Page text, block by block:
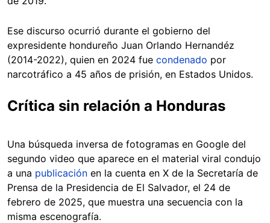
Ese discurso ocurrió durante el gobierno del
expresidente hondureño Juan Orlando Hernandéz
(2014-2022), quien en 2024 fue condenado por
narcotráfico a 45 años de prisión, en Estados Unidos.
Crítica sin relación a Honduras
Una búsqueda inversa de fotogramas en Google del
segundo video que aparece en el material viral condujo
a una publicación en la cuenta en X de la Secretaría de
Prensa de la Presidencia de El Salvador, el 24 de
febrero de 2025, que muestra una secuencia con la
misma escenografía.